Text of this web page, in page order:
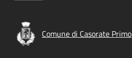
Comune di Casorate Primo